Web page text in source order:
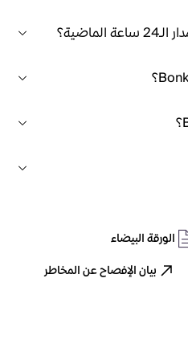
الورقة البيضاء
بيان الإفصاح عن المخاطر